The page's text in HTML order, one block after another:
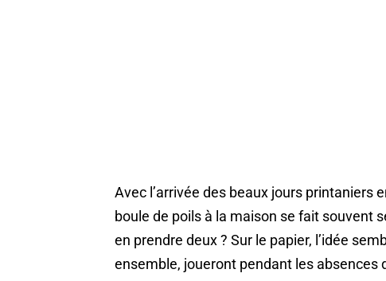
Avec l’arrivée des beaux jours printaniers
boule de poils à la maison se fait souvent
en prendre deux ? Sur le papier, l’idée
ensemble, joueront pendant les